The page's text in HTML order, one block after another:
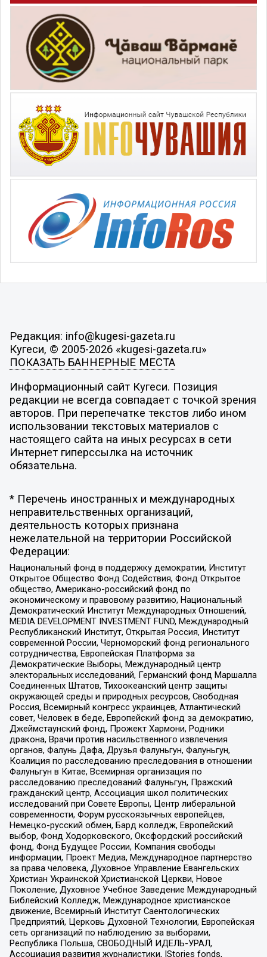
Редакция: info@kugesi-gazeta.ru
Кугеси, © 2005-2026 «kugesi-gazeta.ru»
ПОКАЗАТЬ БАННЕРНЫЕ МЕСТА
Информационный сайт Кугеси. Позиция
редакции не всегда совпадает с точкой зрения
авторов. При перепечатке текстов либо ином
использовании текстовых материалов с
настоящего сайта на иных ресурсах в сети
Интернет гиперссылка на источник
обязательна.
* Перечень иностранных и международных
неправительственных организаций,
деятельность которых признана
нежелательной на территории Российской
Федерации:
Национальный фонд в поддержку демократии, Институт
Открытое Общество Фонд Содействия, Фонд Открытое
общество, Американо-российский фонд по
экономическому и правовому развитию, Национальный
Демократический Институт Международных Отношений,
MEDIA DEVELOPMENT INVESTMENT FUND, Международный
Республиканский Институт, Открытая Россия, Институт
современной России, Черноморский фонд регионального
сотрудничества, Европейская Платформа за
Демократические Выборы, Международный центр
электоральных исследований, Германский фонд Маршалла
Соединенных Штатов, Тихоокеанский центр защиты
окружающей среды и природных ресурсов, Свободная
Россия, Всемирный конгресс украинцев, Атлантический
совет, Человек в беде, Европейский фонд за демократию,
Джеймстаунский фонд, Прожект Хармони, Родники
дракона, Врачи против насильственного извлечения
органов, Фалунь Дафа, Друзья Фалуньгун, Фалуньгун,
Коалиция по расследованию преследования в отношении
Фалуньгун в Китае, Всемирная организация по
расследованию преследований Фалуньгун, Пражский
гражданский центр, Ассоциация школ политических
исследований при Совете Европы, Центр либеральной
современности, Форум русскоязычных европейцев,
Немецко-русский обмен, Бард колледж, Европейский
выбор, Фонд Ходорковского, Оксфордский российский
фонд, Фонд Будущее России, Компания свободы
информации, Проект Медиа, Международное партнерство
за права человека, Духовное Управление Евангельских
Христиан Украинской Христианской Церкви, Новое
Поколение, Духовное Учебное Заведение Международный
Библейский Колледж, Международное христианское
движение, Всемирный Институт Саентологических
Предприятий, Церковь Духовной Технологии, Европейская
сеть организаций по наблюдению за выборами,
Республика Польша, СВОБОДНЫЙ ИДЕЛЬ-УРАЛ,
Ассоциация развития журналистики, IStories fonds,